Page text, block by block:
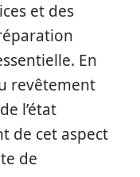
et des
En
revêtement
l’état
de cet aspect
de